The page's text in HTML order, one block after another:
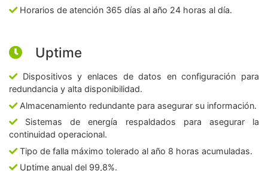
Horarios de atención 365 días al año 24 horas al día.
Uptime
Dispositivos y enlaces de datos en configuración para
redundancia y alta disponibilidad.
Almacenamiento redundante para asegurar su información.
Sistemas de energía respaldados para asegurar la
continuidad operacional.
Tipo de falla máximo tolerado al año 8 horas acumuladas.
Uptime anual del 99,8%.